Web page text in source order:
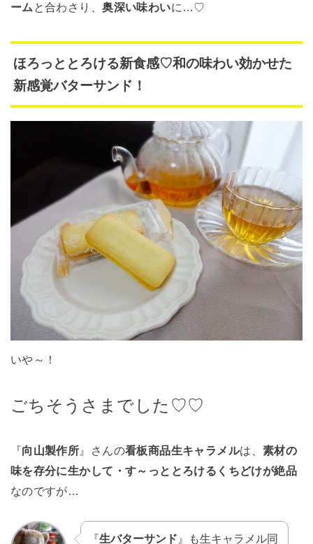
ーム と合わさり、奥深い味わいに…♡
ほろっととろける新食感♡和の味わい効かせた
新感覚バターサンド！
いや～！
ごちそうさまでした♡♡
『向山製作所 』さんの看板商品生キャラメルは、 素材の
味を存分に生かして・す～っととろけるくちどけが絶品
なのですが…
『生バターサンド 』も生キャラメル同